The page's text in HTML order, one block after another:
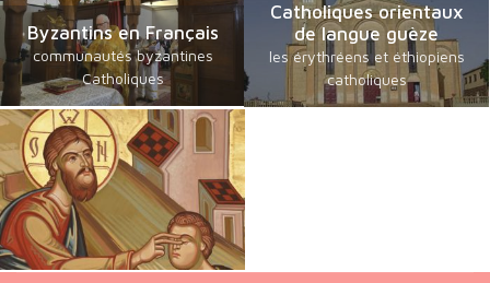
Byzantins en Français
communautés byzantines
Catholiques
Catholiques orientaux
de langue guèze
les érythréens et éthiopiens
catholiques